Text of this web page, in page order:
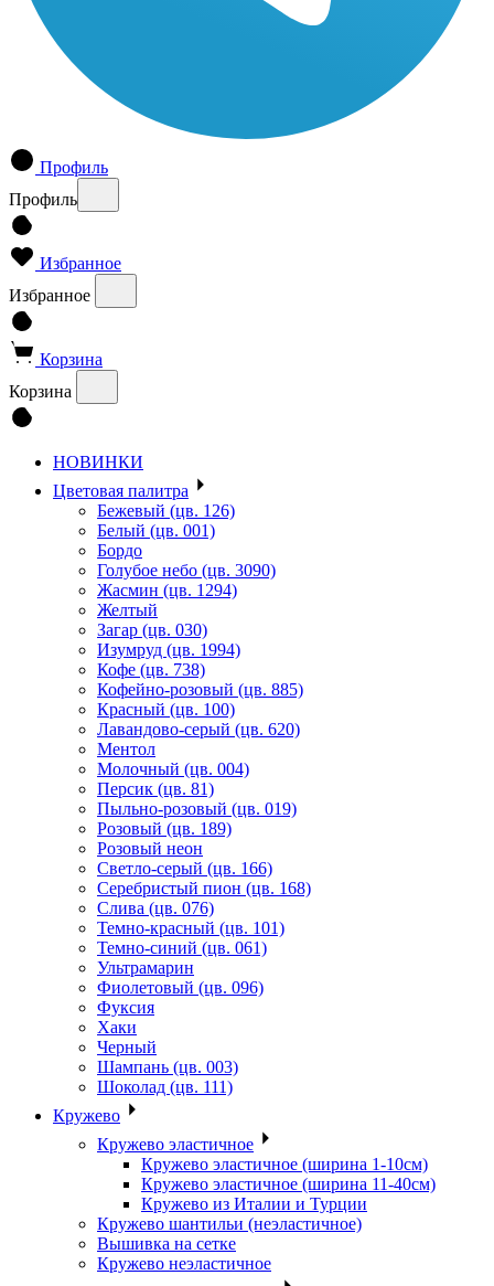
Профиль
Профиль
Избранное
Избранное
Корзина
Корзина
НОВИНКИ
Цветовая палитра
Бежевый (цв. 126)
Белый (цв. 001)
Бордо
Голубое небо (цв. 3090)
Жасмин (цв. 1294)
Желтый
Загар (цв. 030)
Изумруд (цв. 1994)
Кофе (цв. 738)
Кофейно-розовый (цв. 885)
Красный (цв. 100)
Лавандово-серый (цв. 620)
Ментол
Молочный (цв. 004)
Персик (цв. 81)
Пыльно-розовый (цв. 019)
Розовый (цв. 189)
Розовый неон
Светло-серый (цв. 166)
Серебристый пион (цв. 168)
Слива (цв. 076)
Темно-красный (цв. 101)
Темно-синий (цв. 061)
Ультрамарин
Фиолетовый (цв. 096)
Фуксия
Хаки
Черный
Шампань (цв. 003)
Шоколад (цв. 111)
Кружево
Кружево эластичное
Кружево эластичное (ширина 1-10см)
Кружево эластичное (ширина 11-40см)
Кружево из Италии и Турции
Кружево шантильи (неэластичное)
Вышивка на сетке
Кружево неэластичное